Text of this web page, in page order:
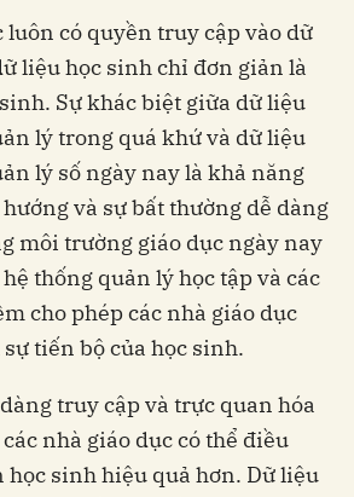
luôn có quyền truy cập vào dữ
liệu học sinh chỉ đơn giản là
Sự khác biệt giữa dữ liệu
lý trong quá khứ và dữ liệu
lý số ngày nay là khả năng
và sự bất thường dễ dàng
môi trường giáo dục ngày nay
thống quản lý học tập và các
cho phép các nhà giáo dục
tiến bộ của học sinh.
truy cập và trực quan hóa
nhà giáo dục có thể điều
sinh hiệu quả hơn. Dữ liệu